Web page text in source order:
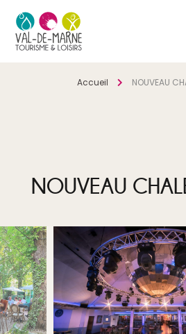
Accueil NOUVEAU
NOUVEAU